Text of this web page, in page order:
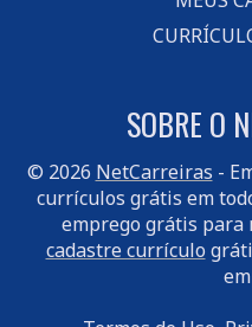
SOBRE O
© 2026 NetCarreiras -
currículos grátis em
emprego grátis
cadastre currículo